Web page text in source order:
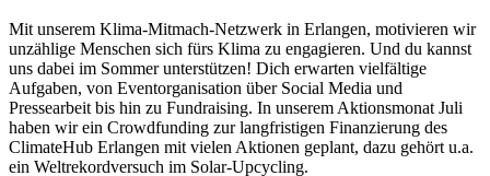
Mit unserem Klima-Mitmach-Netzwerk in Erlangen, motivieren wir
unzählige Menschen sich fürs Klima zu engagieren. Und du kannst
uns dabei im Sommer unterstützen! Dich erwarten vielfältige
Aufgaben, von Eventorganisation über Social Media und
Pressearbeit bis hin zu Fundraising. In unserem Aktionsmonat Juli
haben wir ein Crowdfunding zur langfristigen Finanzierung des
ClimateHub Erlangen mit vielen Aktionen geplant, dazu gehört u.a.
ein Weltrekordversuch im Solar-Upcycling.